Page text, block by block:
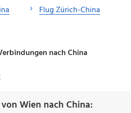
Flug Zürich-China
nach China
Wien nach China: